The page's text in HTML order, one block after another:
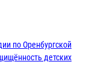
Дня
по Оренбургской
детских